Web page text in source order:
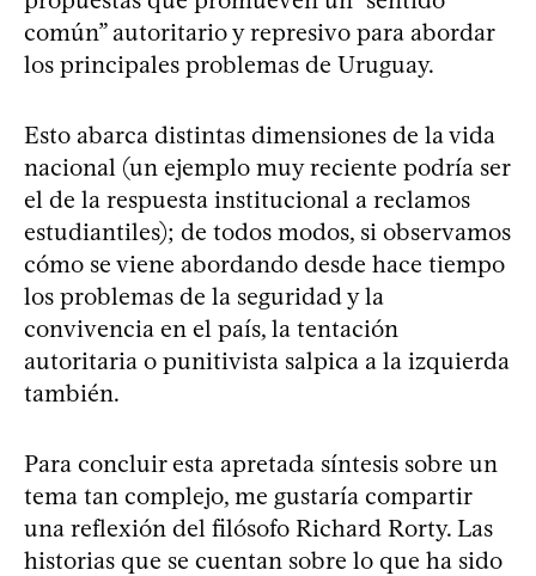
común” autoritario y represivo para abordar
los principales problemas de Uruguay.
Esto abarca distintas dimensiones de la vida
nacional (un ejemplo muy reciente podría ser
el de la respuesta institucional a reclamos
estudiantiles); de todos modos, si observamos
cómo se viene abordando desde hace tiempo
los problemas de la seguridad y la
convivencia en el país, la tentación
autoritaria o punitivista salpica a la izquierda
también.
Para concluir esta apretada síntesis sobre un
tema tan complejo, me gustaría compartir
una reflexión del filósofo Richard Rorty. Las
historias que se cuentan sobre lo que ha sido